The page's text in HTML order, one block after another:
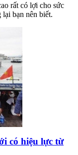
rất có lợi cho sức
bạn nên biết.
có hiệu lực từ